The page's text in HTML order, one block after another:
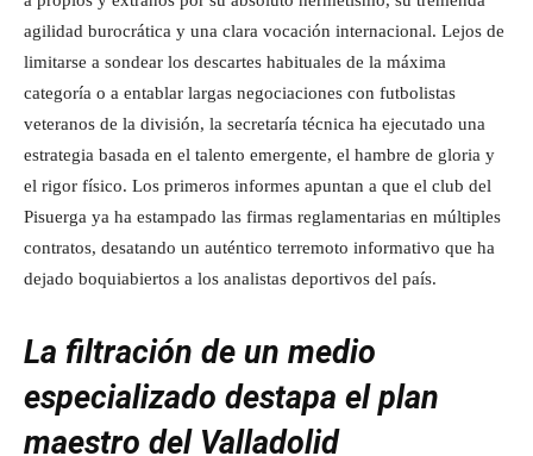
agilidad burocrática y una clara vocación internacional. Lejos de
limitarse a sondear los descartes habituales de la máxima
categoría o a entablar largas negociaciones con futbolistas
veteranos de la división, la secretaría técnica ha ejecutado una
estrategia basada en el talento emergente, el hambre de gloria y
el rigor físico. Los primeros informes apuntan a que el club del
Pisuerga ya ha estampado las firmas reglamentarias en múltiples
contratos, desatando un auténtico terremoto informativo que ha
dejado boquiabiertos a los analistas deportivos del país.
La filtración de un medio
especializado destapa el plan
maestro del Valladolid